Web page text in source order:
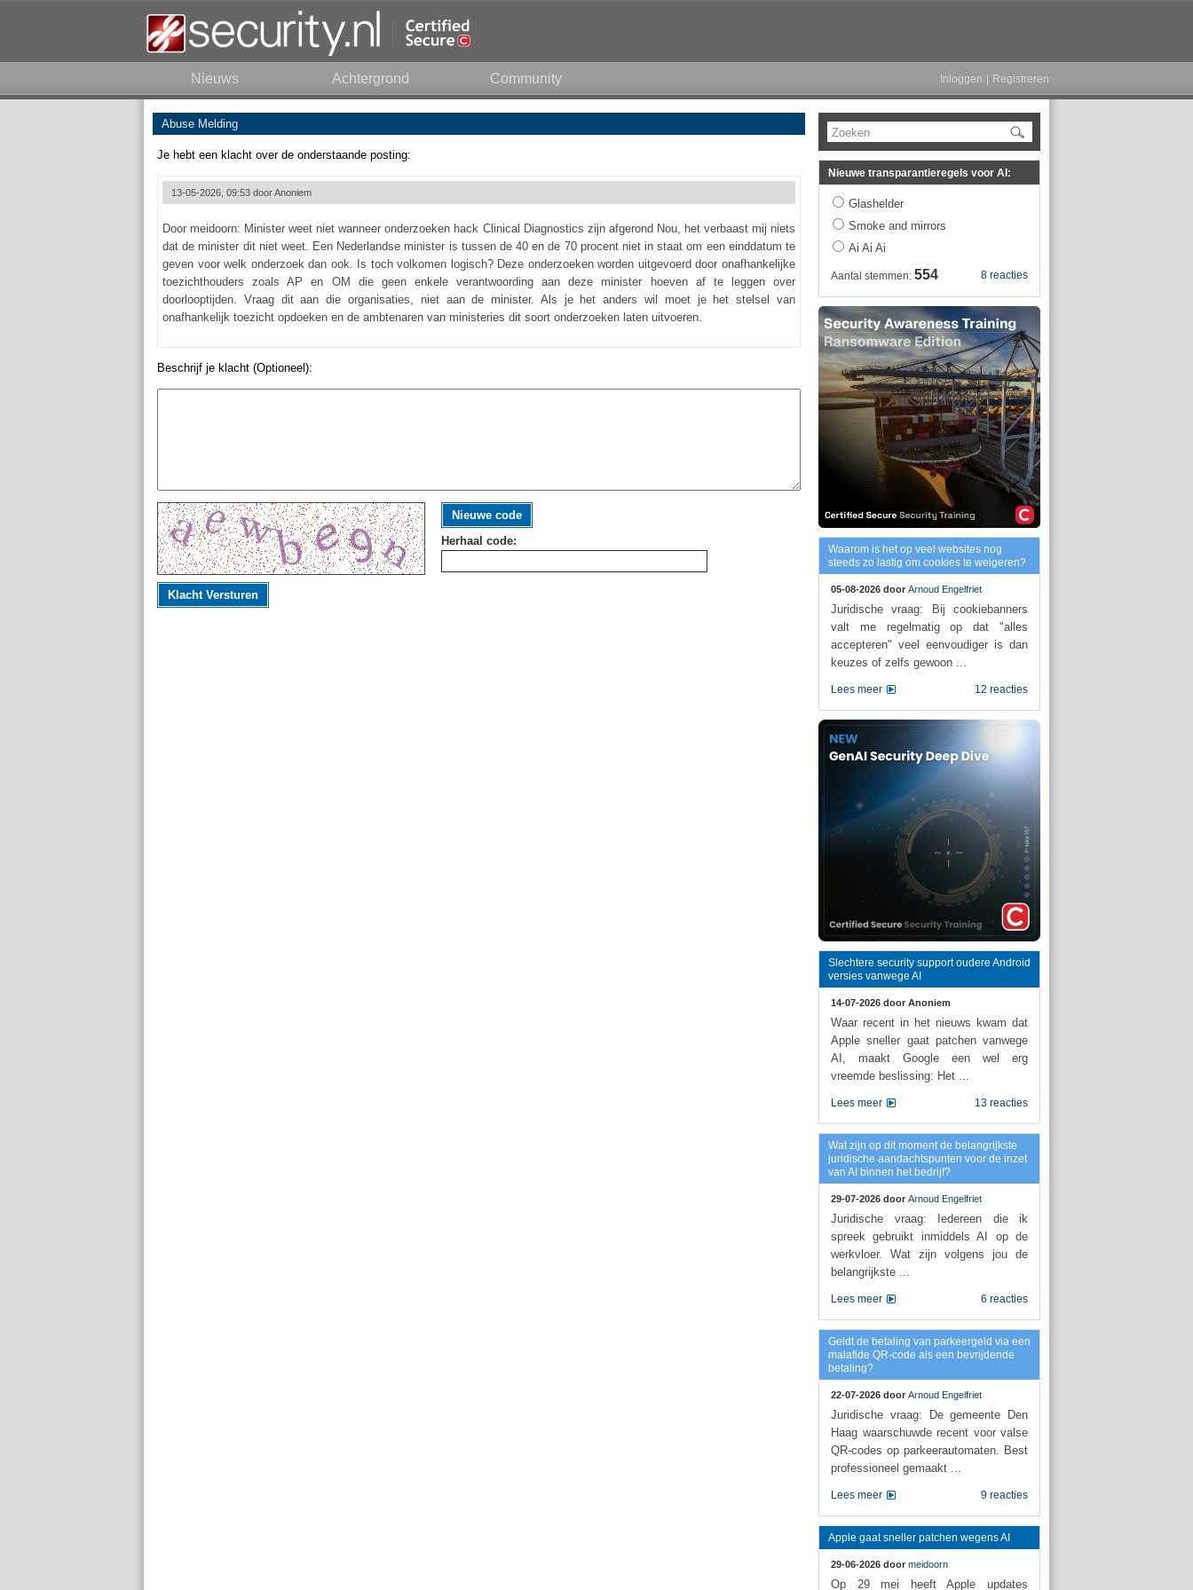
Nieuws Achtergrond Community Inloggen Registreren
Abuse Melding
Je hebt een klacht over de onderstaande posting:
13-05-2026, 09:53 doorAnoniem
Door meidoorn: Minister weet niet wanneer onderzoeken hack Clinical Diagnostics zijn afgerond Nou, het verbaast mij niets
dat de minister dit niet weet. Een Nederlandse minister is tussen de 40 en de 70 procent niet in staat om een einddatum te
geven voor welk onderzoek dan ook. Is toch volkomen logisch? Deze onderzoeken worden uitgevoerd door onafhankelijke
toezichthouders zoals AP en OM die geen enkele verantwoording aan deze minister hoeven af te leggen over
doorlooptijden. Vraag dit aan die organisaties, niet aan de minister. Als je het anders wil moet je het stelsel van
onafhankelijk toezicht opdoeken en de ambtenaren van ministeries dit soort onderzoeken laten uitvoeren.
Beschrijf je klacht (Optioneel):
Nieuwe code
Herhaal code:
Klacht Versturen
Zoeken
Nieuwe transparantieregels voor AI:
Glashelder
Smoke and mirrors
Ai Ai Ai
8 reacties
Aantal stemmen: 554
Waarom is het op veel websites nog
steeds zo lastig om cookies te weigeren?
05-08-2026 door Arnoud Engelfriet
Juridische vraag: Bij cookiebanners
valt me regelmatig op dat "alles
accepteren" veel eenvoudiger is dan
keuzes of zelfs gewoon ...
12 reacties
Lees meer
Slechtere security support oudere Android
versies vanwege AI
14-07-2026 door Anoniem
Waar recent in het nieuws kwam dat
Apple sneller gaat patchen vanwege
AI, maakt Google een wel erg
vreemde beslissing: Het ...
13 reacties
Lees meer
Wat zijn op dit moment de belangrijkste
juridische aandachtspunten voor de inzet
van AI binnen het bedrijf?
29-07-2026 door Arnoud Engelfriet
Juridische vraag: Iedereen die ik
spreek gebruikt inmiddels AI op de
werkvloer. Wat zijn volgens jou de
belangrijkste ...
6 reacties
Lees meer
Geldt de betaling van parkeergeld via een
malafide QR-code als een bevrijdende
betaling?
22-07-2026 door Arnoud Engelfriet
Juridische vraag: De gemeente Den
Haag waarschuwde recent voor valse
QR-codes op parkeerautomaten. Best
professioneel gemaakt ...
9 reacties
Lees meer
Apple gaat sneller patchen wegens AI
29-06-2026 door meidoorn
Op 29 mei heeft Apple updates